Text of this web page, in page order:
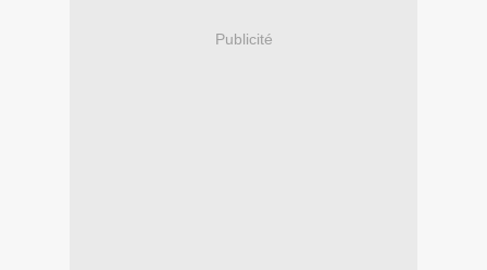
Publicité